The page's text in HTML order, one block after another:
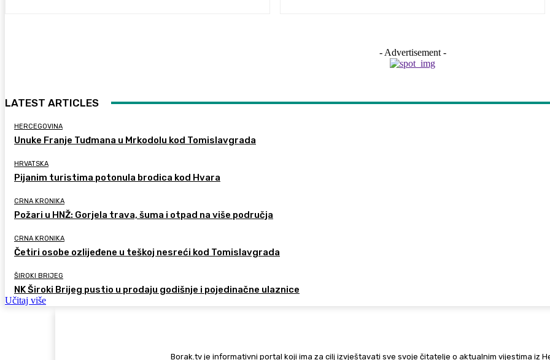
- Advertisement -
LATEST ARTICLES
HERCEGOVINA
Unuke Franje Tuđmana u Mrkodolu kod Tomislavgrada
HRVATSKA
Pijanim turistima potonula brodica kod Hvara
CRNA KRONIKA
Požari u HNŽ: Gorjela trava, šuma i otpad na više područja
CRNA KRONIKA
Četiri osobe ozlijeđene u teškoj nesreći kod Tomislavgrada
ŠIROKI BRIJEG
NK Široki Brijeg pustio u prodaju godišnje i pojedinačne ulaznice
Učitaj više
Borak.tv je informativni portal koji ima za cilj izvještavati sve svoje čitatelje o aktualnim vijestima iz